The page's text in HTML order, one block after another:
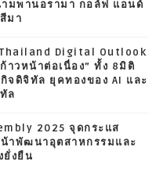
มพานอรามา กอล์ฟ แอนด์
มา
Thailand Digital Outlook
าวหน้าต่อเนื่อง” ทั้ง 8มิติ
จดิจิทัล ยุคทองของ AI และ
ล
2025 จุดกระแส
าพัฒนาอุตสาหกรรมและ
ยั่งยืน